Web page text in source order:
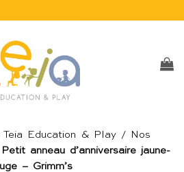
Teia Education & Play/
Nos
Petit anneau d’anniversaire jaune-
– Grimm’s